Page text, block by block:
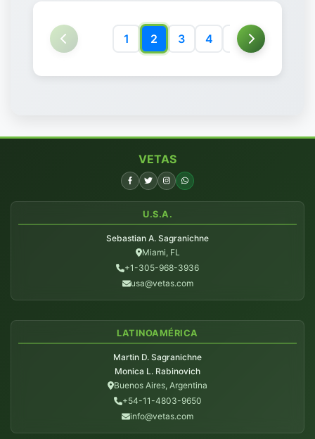
1 2 3 4 5 6
VETAS
U.S.A.
Sebastian A. Sagranichne
Miami, FL
+1-305-968-3936
usa@vetas.com
LATINOAMÉRICA
Martin D. Sagranichne
Monica L. Rabinovich
Buenos Aires, Argentina
+54-11-4803-9650
info@vetas.com